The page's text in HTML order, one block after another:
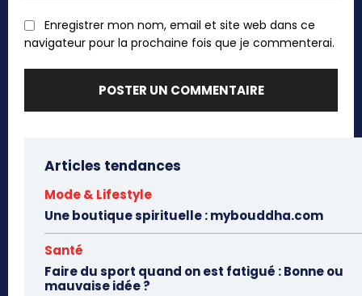
Enregistrer mon nom, email et site web dans ce
navigateur pour la prochaine fois que je commenterai.
Articles tendances
Mode & Lifestyle
Une boutique spirituelle : mybouddha.com
Santé
Faire du sport quand on est fatigué : Bonne ou
mauvaise idée ?